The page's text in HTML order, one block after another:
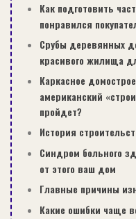
Как подготовить
понравился
Срубы деревянных
красивого жилища
Каркасное
американский
пройдет?
История
Синдром больного
от этого ваш дом
Главные причины
Какие ошибки чаще